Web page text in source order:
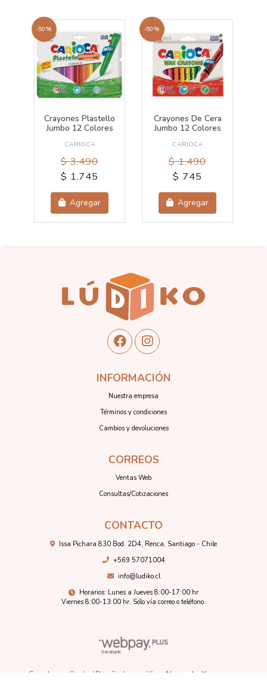
-50%
Crayones Plastello
Jumbo 12 Colores
CARIOCA
$ 3.490
$ 1.745
Agregar
-50%
Crayones De Cera
Jumbo 12 Colores
CARIOCA
$ 1.490
$ 745
Agregar
INFORMACIÓN
Nuestra empresa
Términos y condiciones
Cambios y devoluciones
CORREOS
Ventas Web
Consultas/Cotizaciones
CONTACTO
Issa Pichara 830 Bod. 2D4, Renca, Santiago - Chile
+569 57071004
info@ludiko.cl
Horarios: Lunes a Jueves 8:00-17:00 hr
Viernes 8:00-13:00 hr. Sólo vía correo o teléfono.
Creado por Bsale / Diseñadora gráfica: Alexandra Youngman